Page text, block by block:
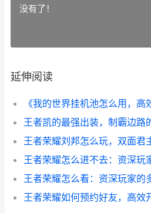
没有了！
延伸阅读
王者凯的最强出装，制霸边路
王者荣耀刘邦怎么玩，双面君